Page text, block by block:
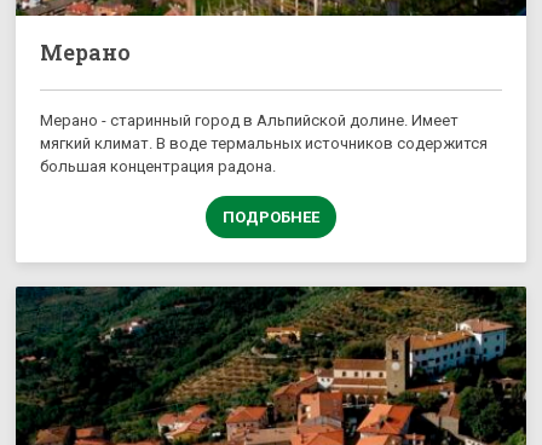
Мерано
Мерано - старинный город в Альпийской долине. Имеет
мягкий климат. В воде термальных источников содержится
большая концентрация радона.
ПОДРОБНЕЕ